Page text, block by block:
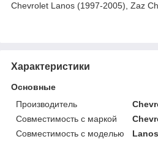
Chevrolet Lanos (1997-2005), Zaz
Характеристики
Основные
Производитель
Совместимость с маркой
Совместимость с моделью
Lanos